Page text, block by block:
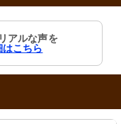
アルな声を
はこちら